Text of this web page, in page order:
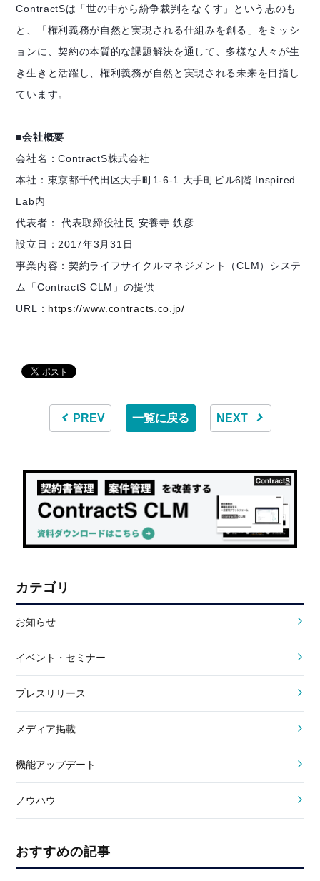
ContractSは「世の中から紛争裁判をなくす」という志のも
と、「権利義務が自然と実現される仕組みを創る」をミッシ
ョンに、契約の本質的な課題解決を通して、多様な人々が生
き生きと活躍し、権利義務が自然と実現される未来を目指し
ています。
■会社概要
会社名：ContractS株式会社
本社：東京都千代田区大手町1-6-1 大手町ビル6階 Inspired
Lab内
代表者： 代表取締役社長 安養寺 鉄彦
設立日：2017年3月31日
事業内容：契約ライフサイクルマネジメント（CLM）システ
ム「ContractS CLM」の提供
URL： https://www.contracts.co.jp/
PREV 一覧に戻る NEXT
カテゴリ
お知らせ
イベント・セミナー
プレスリリース
メディア掲載
機能アップデート
ノウハウ
おすすめの記事